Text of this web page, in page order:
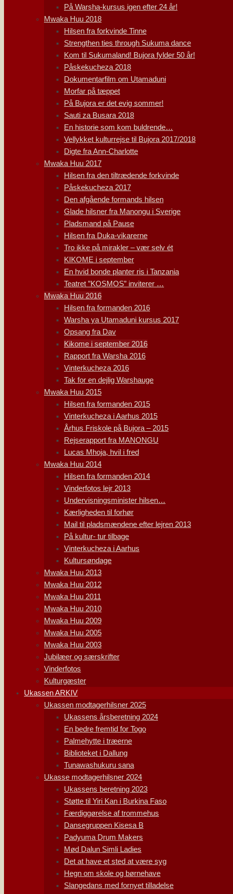
På Warsha-kursus igen efter 24 år!
Mwaka Huu 2018
Hilsen fra forkvinde Tinne
Strengthen ties through Sukuma dance
Kom til Sukumaland! Bujora fylder 50 år!
Påskekucheza 2018
Dokumentarfilm om Utamaduni
Morfar på tæppet
På Bujora er det evig sommer!
Sauti za Busara 2018
En historie som kom buldrende…
Vellykket kulturrejse til Bujora 2017/2018
Digte fra Ann-Charlotte
Mwaka Huu 2017
Hilsen fra den tiltrædende forkvinde
Påskekucheza 2017
Den afgående formands hilsen
Glade hilsner fra Manongu i Sverige
Pladsmand på Pause
Hilsen fra Duka-vikarerne
Tro ikke på mirakler – vær selv ét
KIKOME i september
En hvid bonde planter ris i Tanzania
Teatret ”KOSMOS” inviterer …
Mwaka Huu 2016
Hilsen fra formanden 2016
Warsha ya Utamaduni kursus 2017
Opsang fra Dav
Kikome i september 2016
Rapport fra Warsha 2016
Vinterkucheza 2016
Tak for en dejlig Warshauge
Mwaka Huu 2015
Hilsen fra formanden 2015
Vinterkucheza i Aarhus 2015
Århus Friskole på Bujora – 2015
Rejserapport fra MANONGU
Lucas Mhoja, hvil i fred
Mwaka Huu 2014
Hilsen fra formanden 2014
Vinderfotos lejr 2013
Undervisningsminister hilsen…
Kærligheden til forhør
Mail til pladsmændene efter lejren 2013
På kultur- tur tilbage
Vinterkucheza i Aarhus
Kultursøndage
Mwaka Huu 2013
Mwaka Huu 2012
Mwaka Huu 2011
Mwaka Huu 2010
Mwaka Huu 2009
Mwaka Huu 2005
Mwaka Huu 2003
Jubilæer og særskrifter
Vinderfotos
Kulturgæster
Ukassen ARKIV
Ukassen modtagerhilsner 2025
Ukassens årsberetning 2024
En bedre fremtid for Togo
Palmehytte i træerne
Biblioteket i Dallung
Tunawashukuru sana
Ukasse modtagerhilsner 2024
Ukassens beretning 2023
Støtte til Yiri Kan i Burkina Faso
Færdiggørelse af trommehus
Dansegruppen Kisesa B
Padyuma Drum Makers
Mød Dalun Simli Ladies
Det at have et sted at være syg
Hegn om skole og børnehave
Slangedans med fornyet tilladelse